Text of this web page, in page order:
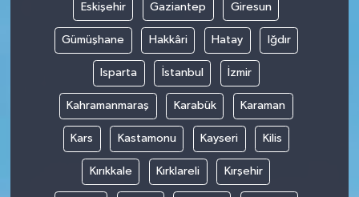
Eskişehir Gaziantep Giresun
Gümüşhane Hakkâri Hatay Iğdır
Isparta İstanbul İzmir
Kahramanmaraş Karabük Karaman
Kars Kastamonu Kayseri Kilis
Kırıkkale Kırklareli Kırşehir